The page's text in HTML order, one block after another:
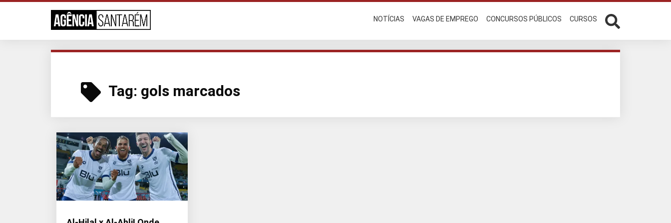
NOTÍCIAS VAGAS DE EMPREGO CONCURSOS PÚBLICOS CURSOS
Tag: gols marcados